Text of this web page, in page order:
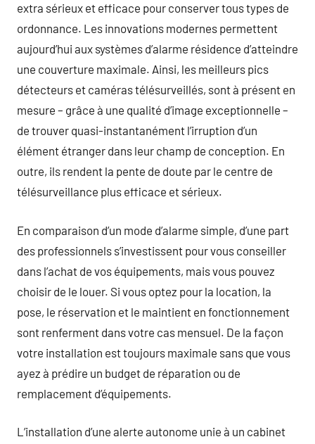
extra sérieux et efficace pour conserver tous types de
ordonnance. Les innovations modernes permettent
aujourd’hui aux systèmes d’alarme résidence d’atteindre
une couverture maximale. Ainsi, les meilleurs pics
détecteurs et caméras télésurveillés, sont à présent en
mesure – grâce à une qualité d’image exceptionnelle –
de trouver quasi-instantanément l’irruption d’un
élément étranger dans leur champ de conception. En
outre, ils rendent la pente de doute par le centre de
télésurveillance plus efficace et sérieux.
En comparaison d’un mode d’alarme simple, d’une part
des professionnels s’investissent pour vous conseiller
dans l’achat de vos équipements, mais vous pouvez
choisir de le louer. Si vous optez pour la location, la
pose, le réservation et le maintient en fonctionnement
sont renferment dans votre cas mensuel. De la façon
votre installation est toujours maximale sans que vous
ayez à prédire un budget de réparation ou de
remplacement d’équipements.
L’installation d’une alerte autonome unie à un cabinet